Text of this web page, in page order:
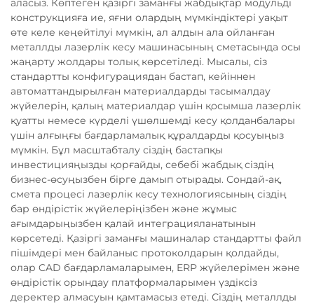
аласыз. Көптеген қазіргі заманғы жабдықтар модульді
конструкцияға ие, яғни олардың мүмкіндіктері уақыт
өте келе кеңейтілуі мүмкін, ал алдын ала ойланған
металлды лазерлік кесу машинасының сметасында осы
жаңарту жолдары толық көрсетіледі. Мысалы, сіз
стандартты конфигурациядан бастап, кейіннен
автоматтандырылған материалдарды тасымалдау
жүйелерін, қалың материалдар үшін қосымша лазерлік
қуатты немесе күрделі үшөлшемді кесу қолданбалары
үшін алғыңғы бағдарламалық құралдарды қосуыңыз
мүмкін. Бұл масштабталу сіздің бастапқы
инвестицияңызды қорғайды, себебі жабдық сіздің
бизнес-өсуңызбен бірге дамып отырады. Сондай-ақ,
смета процесі лазерлік кесу технологиясының сіздің
бар өндірістік жүйелеріңізбен және жұмыс
ағымдарыңызбен қалай интеграцияланатынын
көрсетеді. Қазіргі заманғы машиналар стандартты файл
пішімдері мен байланыс протоколдарын қолдайды,
олар CAD бағдарламаларымен, ERP жүйелерімен және
өндірістік орындау платформаларымен үздіксіз
деректер алмасуын қамтамасыз етеді. Сіздің металлды